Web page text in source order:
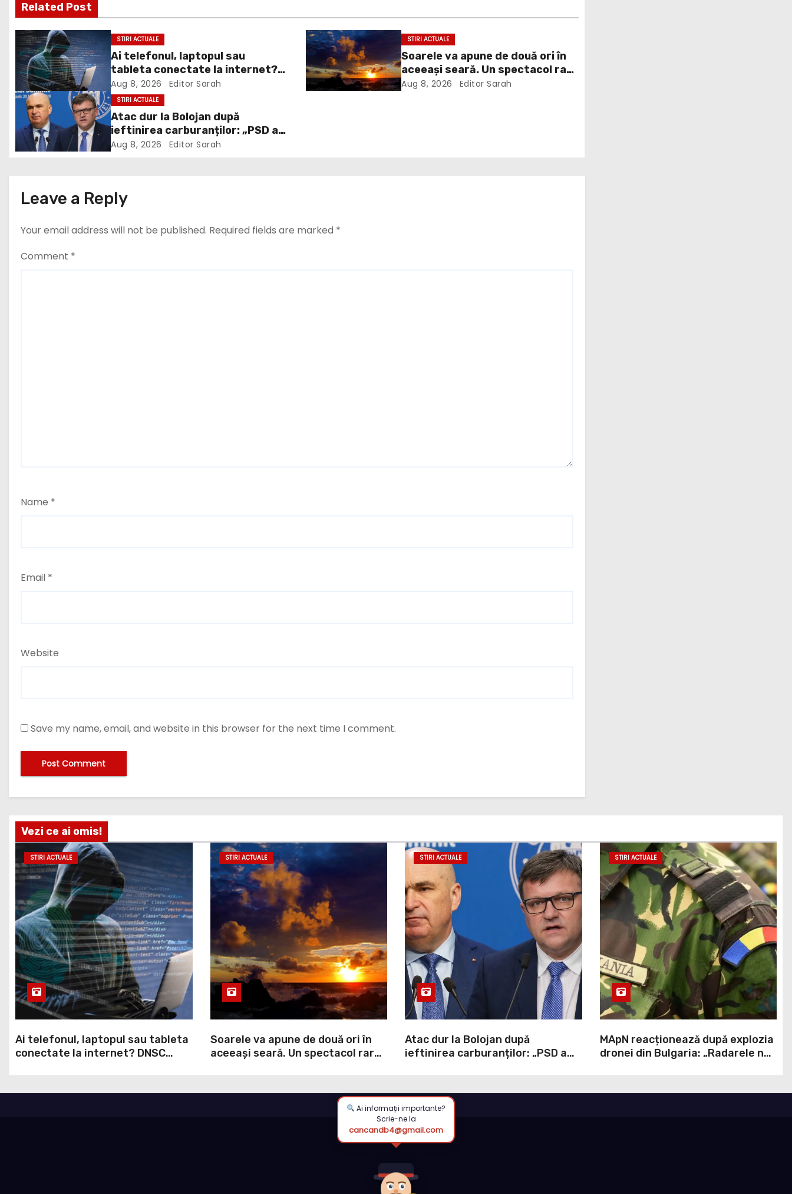
t
n
a
v
g
i
o
n
Related Post
STIRI ACTUALE
Ai telefonul, laptopul sau
tableta conectate la internet?
DNSC avertizează asupra unui
risc pe care mulți utilizatori îl
ignoră
Aug 8, 2026 Editor Sarah
STIRI ACTUALE
Soarele va apune de două ori în
aceeași seară. Un spectacol rar
va întrerupe liniștea unui sat din
Aug 8, 2026 Editor Sarah
STIRI ACTUALE
Atac dur la Bolojan după
ieftinirea carburanților: „PSD a
scris legea. Dumneavoastră ați
Aug 8, 2026 Editor Sarah
Leave a Reply
Your email address will not be published. Required fields are marked *
Comment *
Name *
Email *
Website
Save my name, email, and website in this browser for the next time I comment.
Vezi ce ai omis!
STIRI ACTUALE
Ai telefonul, laptopul sau tableta
conectate la internet? DNSC
STIRI ACTUALE
Soarele va apune de două ori în
aceeași seară. Un spectacol rar
STIRI ACTUALE
Atac dur la Bolojan după
ieftinirea carburanților: „PSD a
STIRI ACTUALE
MApN reacționează după explozia
dronei din Bulgaria: „Radarele nu
Ai informații importante?
Scrie-ne la
cancandb4@gmail.com